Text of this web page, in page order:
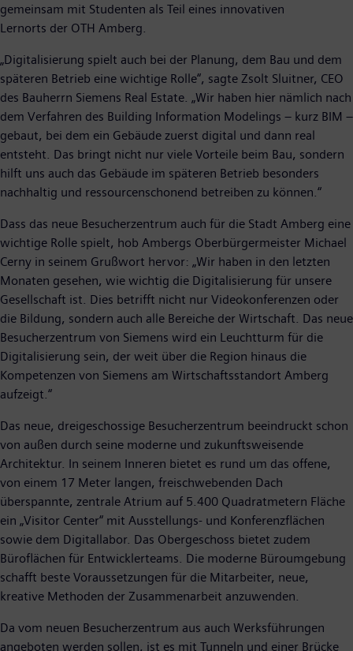
gemeinsam mit Studenten als Teil eines innovativen
Lernorts der OTH Amberg.
„Digitalisierung spielt auch bei der Planung, dem Bau und dem
späteren Betrieb eine wichtige Rolle“, sagte Zsolt Sluitner, CEO
des Bauherrn Siemens Real Estate. „Wir haben hier nämlich nach
dem Verfahren des Building Information Modelings – kurz BIM –
gebaut, bei dem ein Gebäude zuerst digital und dann real
entsteht. Das bringt nicht nur viele Vorteile beim Bau, sondern
hilft uns auch das Gebäude im späteren Betrieb besonders
nachhaltig und ressourcenschonend betreiben zu können.“
Dass das neue Besucherzentrum auch für die Stadt Amberg eine
wichtige Rolle spielt, hob Ambergs Oberbürgermeister Michael
Cerny in seinem Grußwort hervor: „Wir haben in den letzten
Monaten gesehen, wie wichtig die Digitalisierung für unsere
Gesellschaft ist. Dies betrifft nicht nur Videokonferenzen oder
die Bildung, sondern auch alle Bereiche der Wirtschaft. Das neue
Besucherzentrum von Siemens wird ein Leuchtturm für die
Digitalisierung sein, der weit über die Region hinaus die
Kompetenzen von Siemens am Wirtschaftsstandort Amberg
aufzeigt.“
Das neue, dreigeschossige Besucherzentrum beeindruckt schon
von außen durch seine moderne und zukunftsweisende
Architektur. In seinem Inneren bietet es rund um das offene,
von einem 17 Meter langen, freischwebenden Dach
überspannte, zentrale Atrium auf 5.400 Quadratmetern Fläche
ein „Visitor Center“ mit Ausstellungs- und Konferenzflächen
sowie dem Digitallabor. Das Obergeschoss bietet zudem
Büroflächen für Entwicklerteams. Die moderne Büroumgebung
schafft beste Voraussetzungen für die Mitarbeiter, neue,
kreative Methoden der Zusammenarbeit anzuwenden.
Da vom neuen Besucherzentrum aus auch Werksführungen
angeboten werden sollen, ist es mit Tunneln und einer Brücke